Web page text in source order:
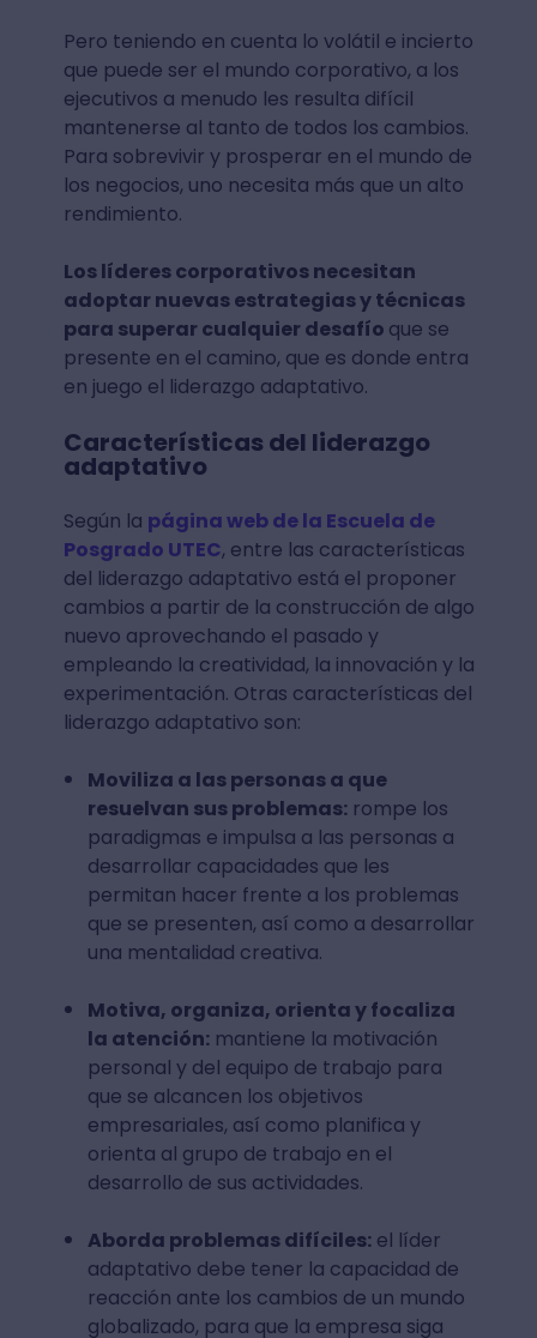
Pero teniendo en cuenta lo volátil e incierto
que puede ser el mundo corporativo, a los
ejecutivos a menudo les resulta difícil
mantenerse al tanto de todos los cambios.
Para sobrevivir y prosperar en el mundo de
los negocios, uno necesita más que un alto
rendimiento.
Los líderes corporativos necesitan
adoptar nuevas estrategias y técnicas
para superar cualquier desafío que se
presente en el camino, que es donde entra
en juego el liderazgo adaptativo.
Características del liderazgo
adaptativo
Según la página web de la Escuela de
Posgrado UTEC, entre las características
del liderazgo adaptativo está el proponer
cambios a partir de la construcción de algo
nuevo aprovechando el pasado y
empleando la creatividad, la innovación y la
experimentación. Otras características del
liderazgo adaptativo son:
Moviliza a las personas a que
resuelvan sus problemas:rompe los
paradigmas e impulsa a las personas a
desarrollar capacidades que les
permitan hacer frente a los problemas
que se presenten, así como a desarrollar
una mentalidad creativa.
Motiva, organiza, orienta y focaliza
la atención:mantiene la motivación
personal y del equipo de trabajo para
que se alcancen los objetivos
empresariales, así como planifica y
orienta al grupo de trabajo en el
desarrollo de sus actividades.
Aborda problemas difíciles:el líder
adaptativo debe tener la capacidad de
reacción ante los cambios de un mundo
globalizado, para que la empresa siga